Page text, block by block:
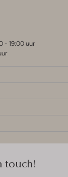
- 19:00 uur
touch!